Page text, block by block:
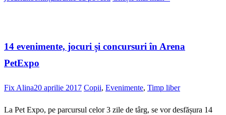
14 evenimente, jocuri și concursuri în Arena
PetExpo
Fix Alina20 aprilie 2017 Copii, Evenimente, Timp liber
La Pet Expo, pe parcursul celor 3 zile de târg, se vor desfășura 14